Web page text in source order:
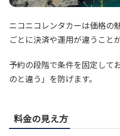
ニコニコレンタカーは価格の
ごとに決済や運用が違うこと
予約の段階で条件を固定して
のと違う」を防げます。
料金の見え方